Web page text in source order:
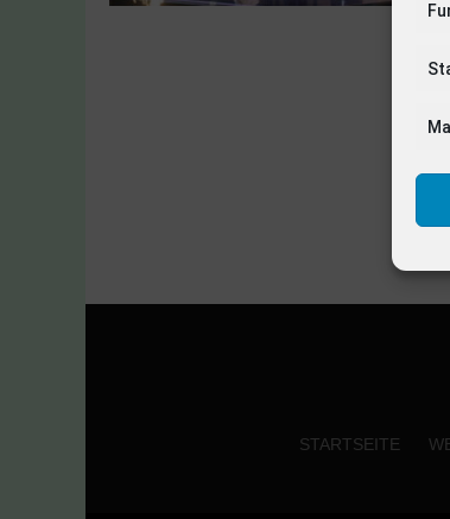
STARTSEITE